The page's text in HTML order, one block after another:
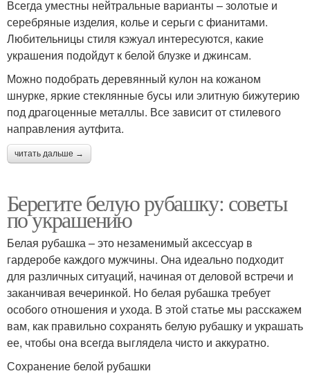
Всегда уместны нейтральные варианты – золотые и
серебряные изделия, колье и серьги с фианитами.
Любительницы стиля кэжуал интересуются, какие
украшения подойдут к белой блузке и джинсам.
Можно подобрать деревянный кулон на кожаном
шнурке, яркие стеклянные бусы или элитную бижутерию
под драгоценные металлы. Все зависит от стилевого
направления аутфита.
читать дальше →
Берегите белую рубашку: советы
по украшению
Белая рубашка – это незаменимый аксессуар в
гардеробе каждого мужчины. Она идеально подходит
для различных ситуаций, начиная от деловой встречи и
заканчивая вечеринкой. Но белая рубашка требует
особого отношения и ухода. В этой статье мы расскажем
вам, как правильно сохранять белую рубашку и украшать
ее, чтобы она всегда выглядела чисто и аккуратно.
Сохранение белой рубашки